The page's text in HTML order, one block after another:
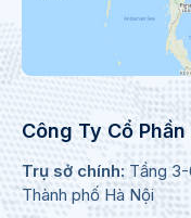
Công Ty Cổ
Trụ sở chính: Tầng 3-
Thành phố Hà Nội